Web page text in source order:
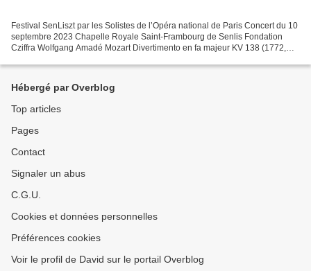
Festival SenLiszt par les Solistes de l’Opéra national de Paris Concert du 10
septembre 2023 Chapelle Royale Saint-Frambourg de Senlis Fondation
Cziffra Wolfgang Amadé Mozart Divertimento en fa majeur KV 138 (1772,
Hébergé par Overblog
Top articles
Pages
Contact
Signaler un abus
C.G.U.
Cookies et données personnelles
Préférences cookies
Voir le profil de David sur le portail Overblog